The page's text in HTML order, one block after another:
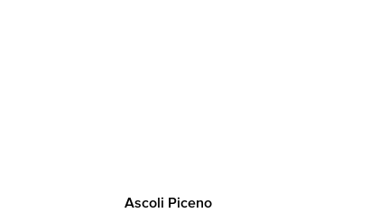
Ascoli Piceno